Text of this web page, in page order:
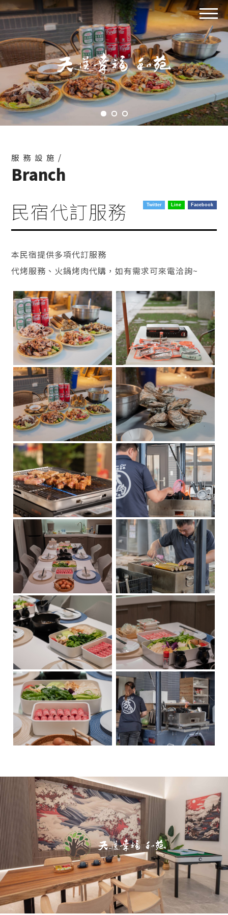
服務設施/
Branch
Facebook
Line
Twitter
民宿代訂服務
本民宿提供多項代訂服務
代烤服務、火鍋烤肉代購，如有需求可來電洽詢~